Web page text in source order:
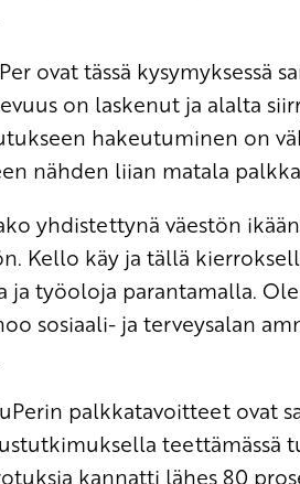
ovat tässä kysymyksessä
on laskenut ja alalta
hakeutuminen on
nähden liian matala
yhdistettynä väestön
Kello käy ja tällä
ja työoloja parantamalla.
sosiaali- ja terveysalan
palkkatavoitteet ovat
teettämässä
kannatti lähes 80